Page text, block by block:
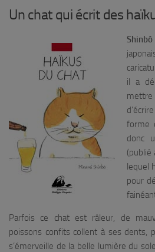
Un chat qui écrit des
il a
mettre
forme
donc
(publié
lequel
pour
Parfois ce chat est râleur, de
poissons confits collent à ses dents,
s’émerveille de la belle lumière du